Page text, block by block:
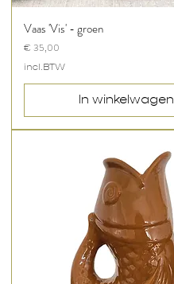
Vaas 'Vis' - groen
Prijs
€ 35,00
incl.BTW
In winkelwagen